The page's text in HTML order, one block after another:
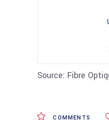
Source: Fibre
COMMENTS